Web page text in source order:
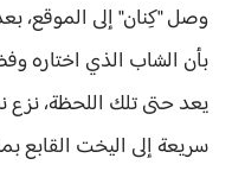
وصل "كِنان" إلى الموقع،
بأن الشاب الذي اختاره
يعد حتى تلك اللحظة،
سريعة إلى اليخت القابع